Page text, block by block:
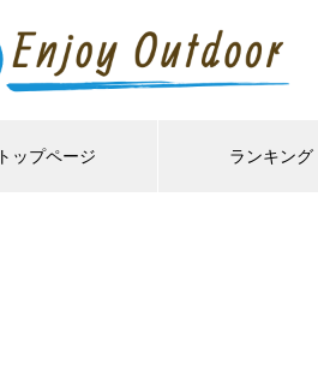
トップページ ランキング